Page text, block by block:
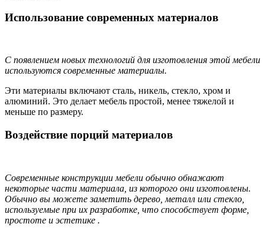
Использование современных материалов
С появлением новых технологий для изготовления этой мебели
используются современные материалы.
Эти материалы включают сталь, никель, стекло, хром и
алюминий. Это делает мебель простой, менее тяжелой и
меньше по размеру.
Воздействие порций материалов
Современные конструкции мебели обычно обнажают
некоторые части материала, из которого они изготовлены.
Обычно вы можете заметить дерево, металл или стекло,
используемые при их разработке, что способствует форме,
простоте и эстетике .